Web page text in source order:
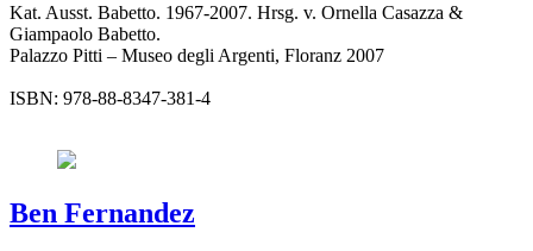
Kat. Ausst. Babetto. 1967-2007. Hrsg. v. Ornella Casazza &
Giampaolo Babetto.
Palazzo Pitti – Museo degli Argenti, Floranz 2007
ISBN: 978-88-8347-381-4
Ben Fernandez